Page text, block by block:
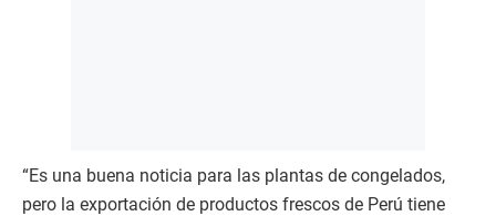
“Es una buena noticia para las plantas de congelados,
pero la exportación de productos frescos de Perú tiene